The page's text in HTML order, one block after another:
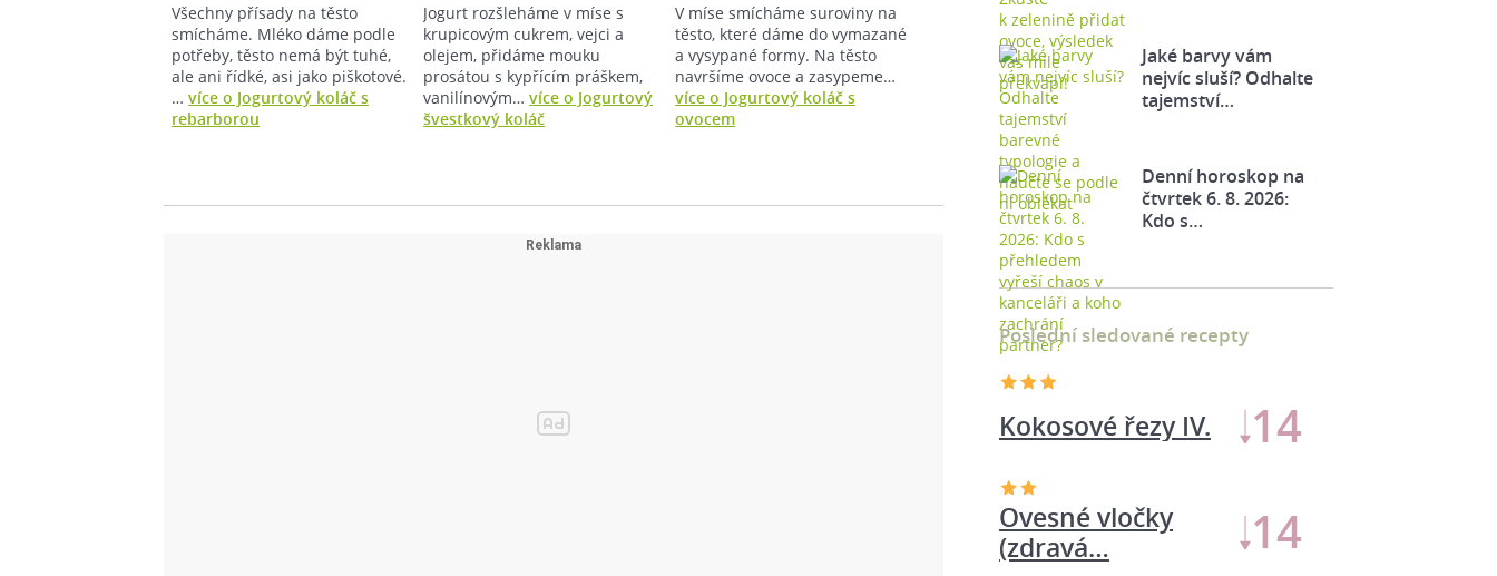
Všechny přísady na těsto
smícháme. Mléko dáme podle
potřeby, těsto nemá být tuhé,
ale ani řídké, asi jako piškotové.
… více o Jogurtový koláč s
rebarborou
Jogurt rozšleháme v míse s
krupicovým cukrem, vejci a
olejem, přidáme mouku
prosátou s kypřícím práškem,
vanilínovým…více o Jogurtový
švestkový koláč
V míse smícháme suroviny na
těsto, které dáme do vymazané
a vysypané formy. Na těsto
navršíme ovoce a zasypeme…
více o Jogurtový koláč s
ovocem
Jaké barvy vám
nejvíc sluší? Odhalte
tajemství…
Denní horoskop na
čtvrtek 6. 8. 2026:
Kdo s…
Poslední sledované recepty
Kokosové řezy IV. 16
Marmeláda z
bezinek a…
15